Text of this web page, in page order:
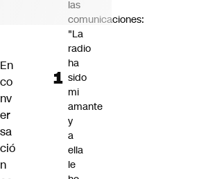
En
co
nv
er
sa
ció
n
las
comunicaciones:
"La
radio
ha
sido
mi
amante
y
a
ella
le